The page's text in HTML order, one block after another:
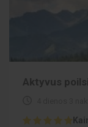
Aktyvus